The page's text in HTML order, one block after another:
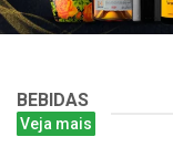
BEBIDAS
Veja mais